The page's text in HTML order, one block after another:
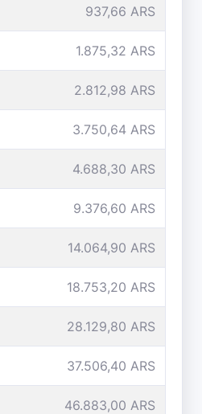
937,66 ARS
1.875,32 ARS
2.812,98 ARS
3.750,64 ARS
4.688,30 ARS
9.376,60 ARS
14.064,90 ARS
18.753,20 ARS
28.129,80 ARS
37.506,40 ARS
46.883,00 ARS